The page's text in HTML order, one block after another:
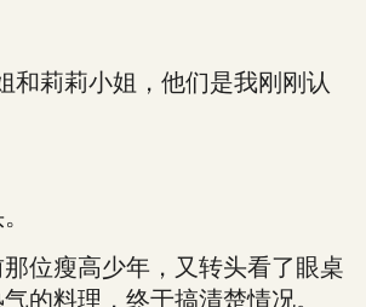
莉莉小姐，他们是我刚刚认
瘦高少年，又转头看了眼桌
的料理，终于搞清楚情况。